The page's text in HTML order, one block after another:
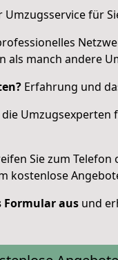
Umzugsservice für
als manch andere
Erfahrung und
Umzugsexperten
Sie zum Telefon
kostenlose
Formular aus und